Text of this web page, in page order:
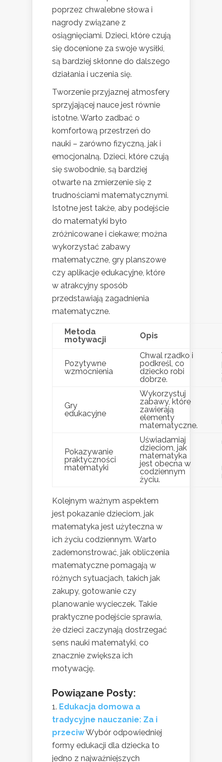
poprzez chwalebne słowa i
nagrody związane z
osiągnięciami. Dzieci, które czują
się docenione za swoje wysiłki,
są bardziej skłonne do dalszego
działania i uczenia się.
Tworzenie przyjaznej atmosfery
sprzyjającej nauce jest równie
istotne. Warto zadbać o
komfortową przestrzeń do
nauki – zarówno fizyczną, jak i
emocjonalną. Dzieci, które czują
się swobodnie, są bardziej
otwarte na zmierzenie się z
trudnościami matematycznymi.
Istotne jest także, aby podejście
do matematyki było
zróżnicowane i ciekawe; można
wykorzystać zabawy
matematyczne, gry planszowe
czy aplikacje edukacyjne, które
w atrakcyjny sposób
przedstawiają zagadnienia
matematyczne.
Metoda
motywacji
Opis
Pozytywne
wzmocnienia
Chwal rzadko i
podkreśl, co
dziecko robi
dobrze.
Gry
edukacyjne
Wykorzystuj
zabawy, które
zawierają
elementy
matematyczne.
Pokazywanie
praktyczności
matematyki
Uświadamiaj
dzieciom, jak
matematyka
jest obecna w
codziennym
życiu.
Kolejnym ważnym aspektem
jest pokazanie dzieciom, jak
matematyka jest użyteczna w
ich życiu codziennym. Warto
zademonstrować, jak obliczenia
matematyczne pomagają w
różnych sytuacjach, takich jak
zakupy, gotowanie czy
planowanie wycieczek. Takie
praktyczne podejście sprawia,
że dzieci zaczynają dostrzegać
sens nauki matematyki, co
znacznie zwiększa ich
motywację.
Powiązane Posty:
Edukacja domowa a
tradycyjne nauczanie: Za i
przeciwWybór odpowiedniej
formy edukacji dla dziecka to
jedno z najważniejszych